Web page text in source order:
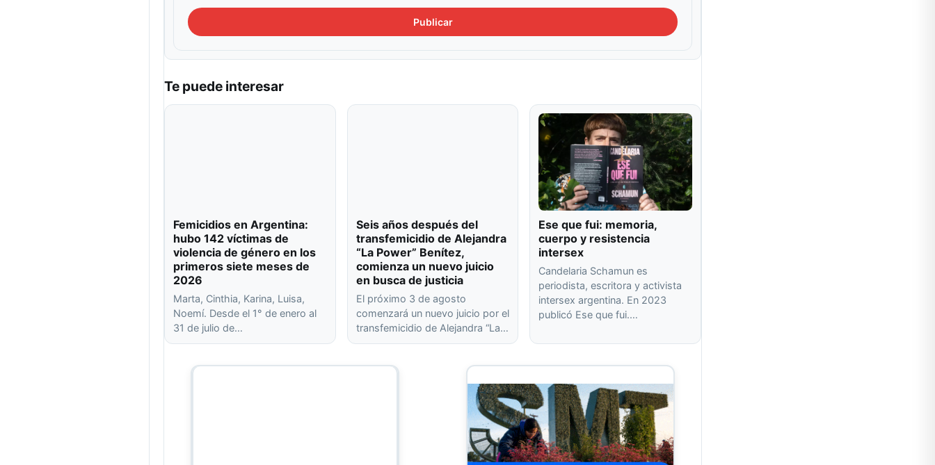
Te puede interesar
Femicidios en Argentina:
hubo 142 víctimas de
violencia de género en los
primeros siete meses de
2026
Marta, Cinthia, Karina, Luisa,
Noemí. Desde el 1° de enero al
31 de julio de…
Seis años después del
transfemicidio de Alejandra
“La Power” Benítez,
comienza un nuevo juicio
en busca de justicia
El próximo 3 de agosto
comenzará un nuevo juicio por el
transfemicidio de Alejandra “La…
Ese que fui: memoria,
cuerpo y resistencia
intersex
Candelaria Schamun es
periodista, escritora y activista
intersex argentina. En 2023
publicó Ese que fui.…